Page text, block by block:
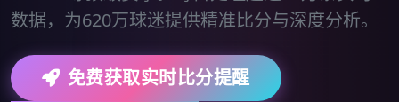
数据，为620万球迷提供精准比分与深度分析。
免费获取实时比分提醒